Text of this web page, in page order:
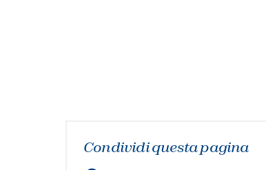
Condividi questa pagina